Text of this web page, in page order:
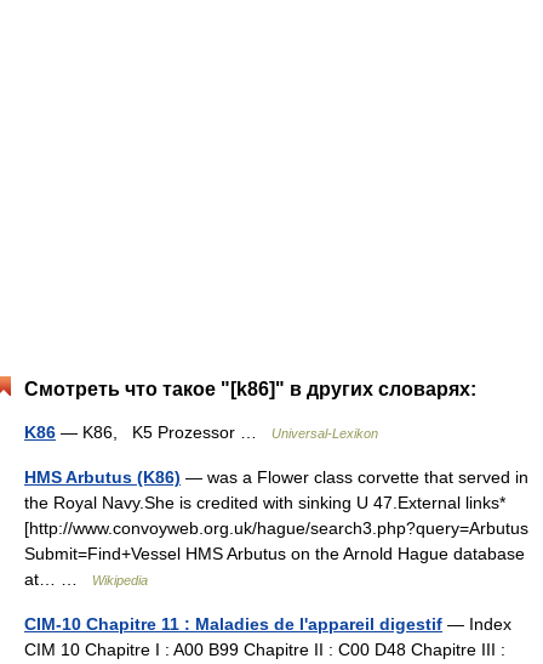
Смотреть что такое "[k86]" в других словарях:
K86 — K86, K5 Prozessor … Universal-Lexikon
HMS Arbutus (K86) — was a Flower class corvette that served in
the Royal Navy.She is credited with sinking U 47.External links*
[http://www.convoyweb.org.uk/hague/search3.php?query=Arbutus
Submit=Find+Vessel HMS Arbutus on the Arnold Hague database
at… …
Wikipedia
CIM-10 Chapitre 11 : Maladies de l'appareil digestif — Index
CIM 10 Chapitre I : A00 B99 Chapitre II : C00 D48 Chapitre III :